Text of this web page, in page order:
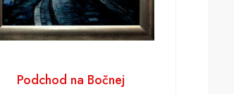
Podchod na Bočnej